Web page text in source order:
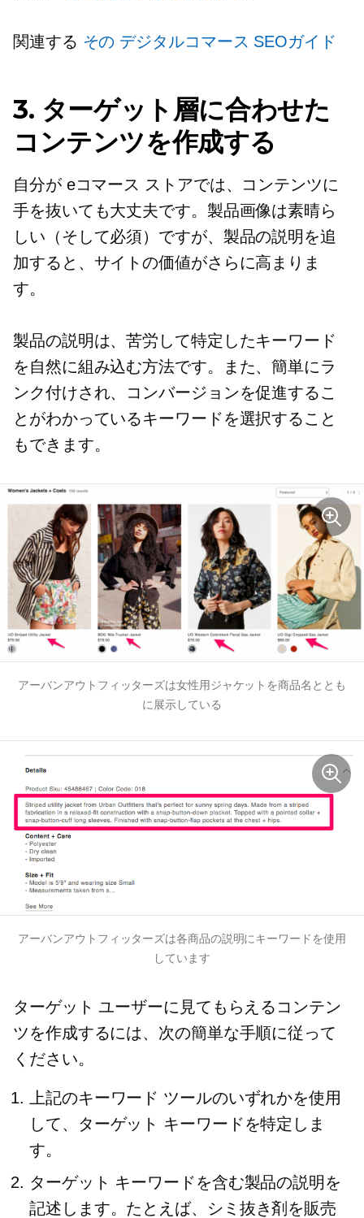
関連する その デジタルコマース SEOガイド
3. ターゲット層に合わせた
コンテンツを作成する
自分が eコマース ストアでは、コンテンツに
手を抜いても大丈夫です。製品画像は素晴ら
しい（そして必須）ですが、製品の説明を追
加すると、サイトの価値がさらに高まりま
す。
製品の説明は、苦労して特定したキーワード
を自然に組み込む方法です。また、簡単にラ
ンク付けされ、コンバージョンを促進するこ
とがわかっているキーワードを選択すること
もできます。
アーバンアウトフィッターズは女性用ジャケットを商品名ととも
に展示している
アーバンアウトフィッターズは各商品の説明にキーワードを使用
しています
ターゲット ユーザーに見てもらえるコンテン
ツを作成するには、次の簡単な手順に従って
ください。
上記のキーワード ツールのいずれかを使用
して、ターゲット キーワードを特定しま
す。
ターゲット キーワードを含む製品の説明を
記述します。たとえば、シミ抜き剤を販売